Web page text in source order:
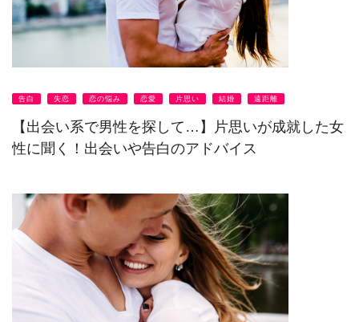
告白 失恋 恋の悩み 恋愛 片思い 結婚 遠距離
【出会い系で男性を探して…】片思いが成就した女
性に聞く！出会いや告白のアドバイス